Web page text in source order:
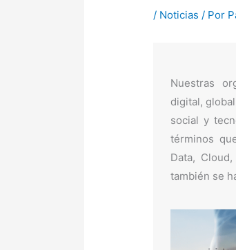
/ Noticias / Por
Nuestras
digital,
social y
términos
Data,
también se